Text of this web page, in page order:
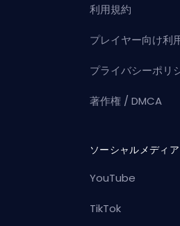
利用規約
プレイヤー向け利
プライバシーポリ
著作権 / DMCA
ソーシャルメディア
YouTube
TikTok